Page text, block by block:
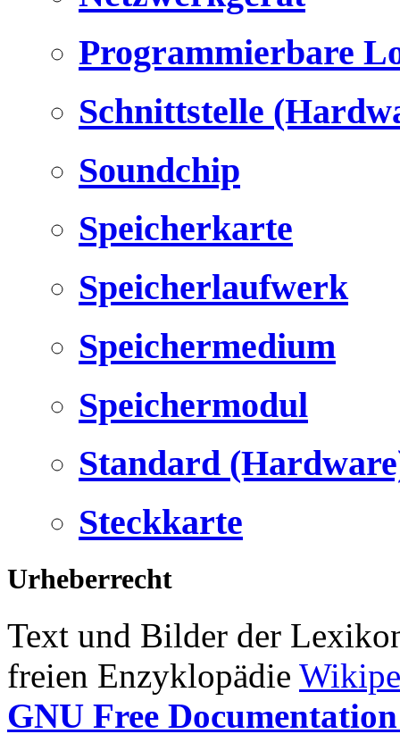
Programmierbare
Schnittstelle
Soundchip
Speicherkarte
Speicherlaufwerk
Speichermedium
Speichermodul
Standard
Steckkarte
Urheberrecht
Text und Bilder der
freien Enzyklopädie
GNU Free